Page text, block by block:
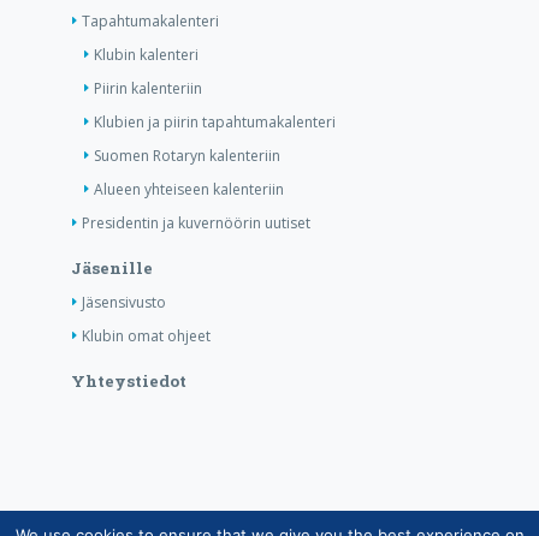
Tapahtumakalenteri
Klubin kalenteri
Piirin kalenteriin
Klubien ja piirin tapahtumakalenteri
Suomen Rotaryn kalenteriin
Alueen yhteiseen kalenteriin
Presidentin ja kuvernöörin uutiset
Jäsenille
Jäsensivusto
Klubin omat ohjeet
Yhteystiedot